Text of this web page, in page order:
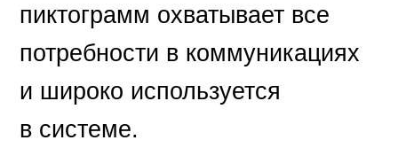
пиктограмм охватывает все
потребности в коммуникациях
и широко используется
в системе.